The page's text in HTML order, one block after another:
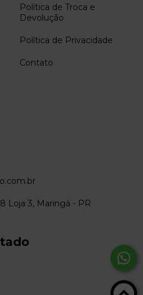
Política de Troca e
Devolução
Política de Privacidade
Contato
Loja 3, Maringá - PR